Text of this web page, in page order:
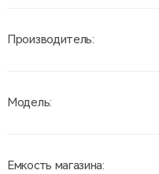
Производитель:
Модель:
Емкость магазина: